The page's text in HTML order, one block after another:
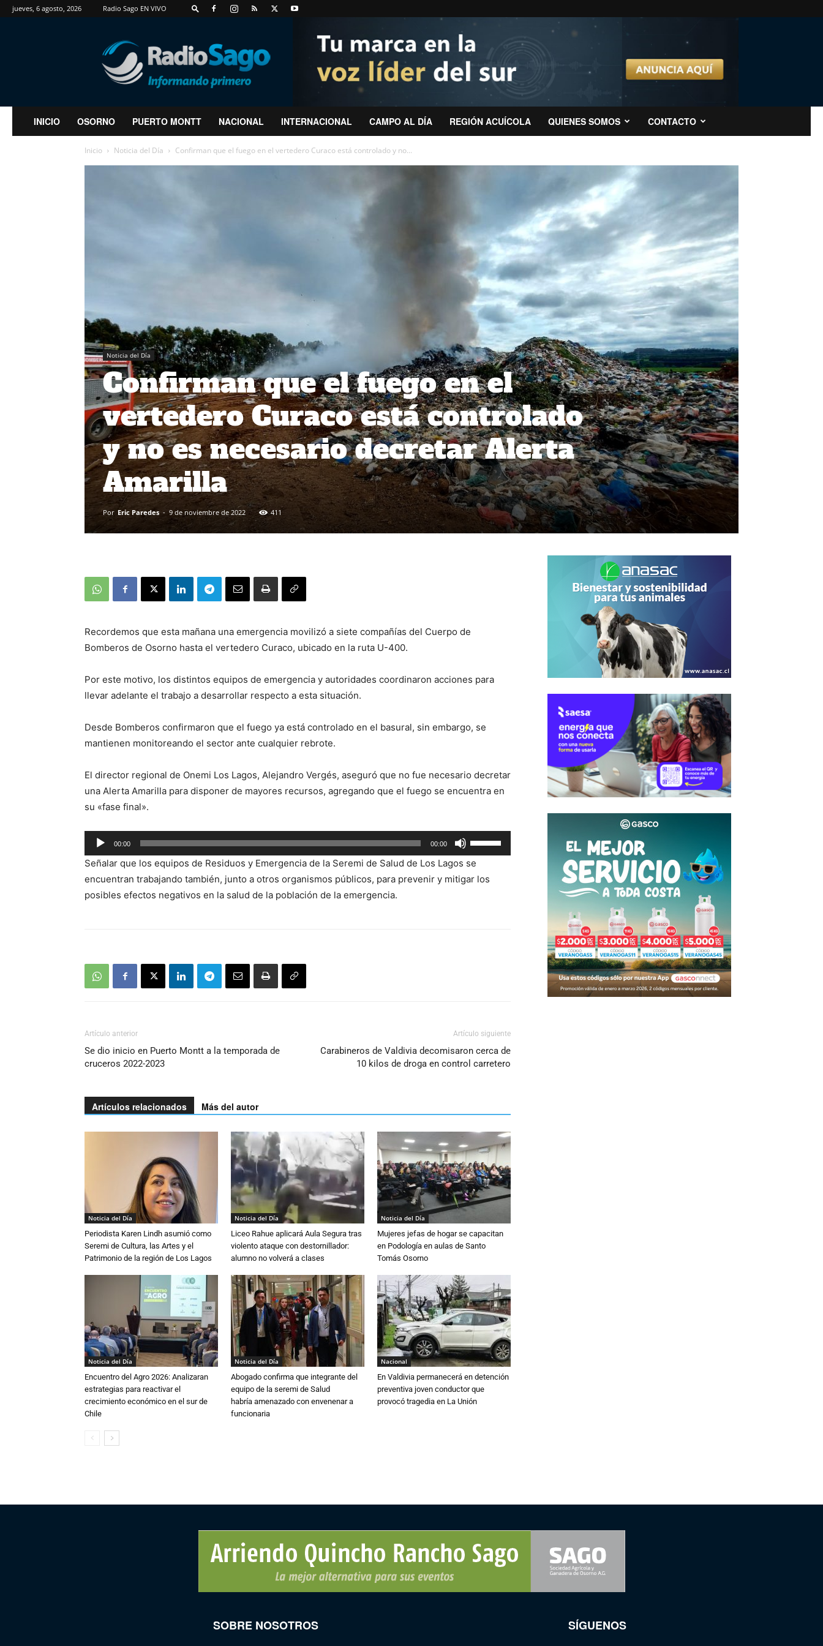
jueves, 6 agosto, 2026 Radio Sago EN VIVO
RadioSago
INICIO OSORNO PUERTO MONTT NACIONAL INTERNACIONAL CAMPO AL DÍA REGIÓN ACUÍCOLA QUIENES SOMOS CONTACTO
Inicio Noticia del Día Confirman que el fuego en el vertedero Curaco está controlado y no...
Noticia del Día
Confirman que el fuego en el
vertedero Curaco está controlado
y no es necesario decretar Alerta
Amarilla
Por Eric Paredes - 9 de noviembre de 2022 411
Recordemos que esta mañana una emergencia movilizó a siete compañías del Cuerpo de
Bomberos de Osorno hasta el vertedero Curaco, ubicado en la ruta U-400.
Por este motivo, los distintos equipos de emergencia y autoridades coordinaron acciones para
llevar adelante el trabajo a desarrollar respecto a esta situación.
Desde Bomberos confirmaron que el fuego ya está controlado en el basural, sin embargo, se
mantienen monitoreando el sector ante cualquier rebrote.
El director regional de Onemi Los Lagos, Alejandro Vergés, aseguró que no fue necesario decretar
una Alerta Amarilla para disponer de mayores recursos, agregando que el fuego se encuentra en
su «fase final».
Reproductor
de
audio
00:00 00:00
las
teclas
de
Señalar que los equipos de Residuos y Emergencia de la Seremi de Salud de Los Lagos se
encuentran trabajando también, junto a otros organismos públicos, para prevenir y mitigar los
posibles efectos negativos en la salud de la población de la emergencia.
Artículo anterior
Se dio inicio en Puerto Montt a la temporada de
cruceros 2022-2023
Artículo siguiente
Carabineros de Valdivia decomisaron cerca de
10 kilos de droga en control carretero
Artículos relacionados Más del autor
Noticia del Día
Periodista Karen Lindh asumió como
Seremi de Cultura, las Artes y el
Patrimonio de la región de Los Lagos
Noticia del Día
Liceo Rahue aplicará Aula Segura tras
violento ataque con destornillador:
alumno no volverá a clases
Noticia del Día
Mujeres jefas de hogar se capacitan
en Podología en aulas de Santo
Tomás Osorno
Noticia del Día
Encuentro del Agro 2026: Analizaran
estrategias para reactivar el
crecimiento económico en el sur de
Chile
Noticia del Día
Abogado confirma que integrante del
equipo de la seremi de Salud
habría amenazado con envenenar a
funcionaria
Nacional
En Valdivia permanecerá en detención
preventiva joven conductor que
provocó tragedia en La Unión
SOBRE NOSOTROS SÍGUENOS